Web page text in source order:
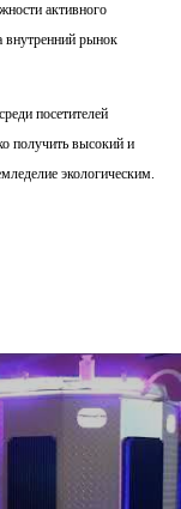
активного
внутренний рынок
посетителей
получить высокий и
экологическим.